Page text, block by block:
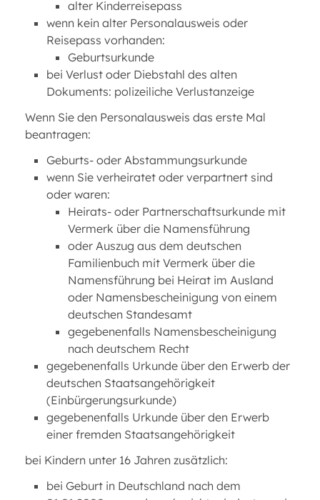
alter Kinderreisepass
wenn kein alter Personalausweis oder
Reisepass vorhanden:
Geburtsurkunde
bei Verlust oder Diebstahl des alten
Dokuments: polizeiliche Verlustanzeige
Wenn Sie den Personalausweis das erste Mal
beantragen:
Geburts- oder Abstammungsurkunde
wenn Sie verheiratet oder verpartnert sind
oder waren:
Heirats- oder Partnerschaftsurkunde mit
Vermerk über die Namensführung
oder Auszug aus dem deutschen
Familienbuch mit Vermerk über die
Namensführung bei Heirat im Ausland
oder Namensbescheinigung von einem
deutschen Standesamt
gegebenenfalls Namensbescheinigung
nach deutschem Recht
gegebenenfalls Urkunde über den Erwerb der
deutschen Staatsangehörigkeit
(Einbürgerungsurkunde)
gegebenenfalls Urkunde über den Erwerb
einer fremden Staatsangehörigkeit
bei Kindern unter 16 Jahren zusätzlich:
bei Geburt in Deutschland nach dem